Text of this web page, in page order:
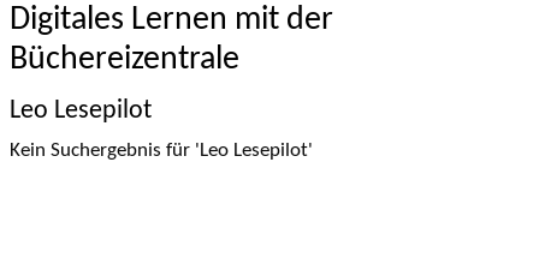
Digitales Lernen mit der
Büchereizentrale
Leo Lesepilot
Kein Suchergebnis für 'Leo Lesepilot'